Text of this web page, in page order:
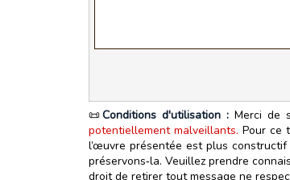
📜Conditions d'utilisation :Merci de
potentiellement malveillants. Pour ce
l’œuvre présentée est plus
préservons‑la. Veuillez prendre
droit de retirer tout message ne